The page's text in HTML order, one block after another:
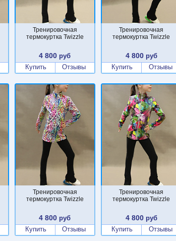
Тренировочная
термокуртка Twizzle
4 800 руб
Купить
Отзывы
Тренировочная
термокуртка Twizzle
4 800руб
Купить
Отзывы
Тренировочная
термокуртка Twizzle
4 800 руб
Купить
Отзывы
Тренировочная
термокуртка Twizzle
4 800руб
Купить
Отзывы